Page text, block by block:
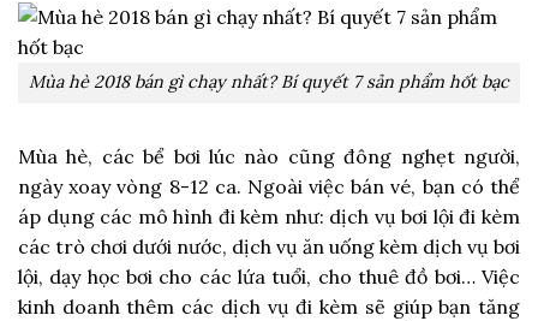
Mùa hè 2018 bán gì chạy nhất? Bí quyết 7 sản phẩm hốt bạc
Mùa hè, các bể bơi lúc nào cũng đông nghẹt người,
ngày xoay vòng 8-12 ca. Ngoài việc bán vé, bạn có thể
áp dụng các mô hình đi kèm như: dịch vụ bơi lội đi kèm
các trò chơi dưới nước, dịch vụ ăn uống kèm dịch vụ bơi
lội, dạy học bơi cho các lứa tuổi, cho thuê đồ bơi… Việc
kinh doanh thêm các dịch vụ đi kèm sẽ giúp bạn tăng